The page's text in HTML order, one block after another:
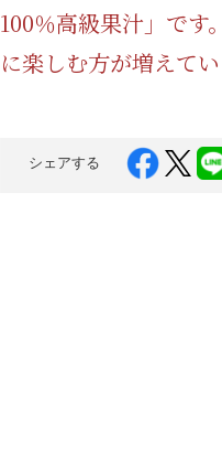
100％高級果汁」です
に楽しむ方が増えてい
シェアする